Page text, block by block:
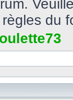
du